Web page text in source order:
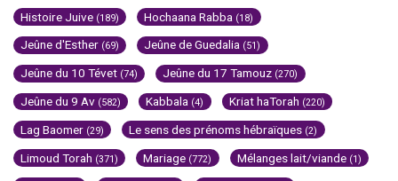
Histoire Juive (189) Hochaana Rabba (18)
Jeûne d'Esther (69) Jeûne de Guedalia (51)
Jeûne du 10 Tévet (74) Jeûne du 17 Tamouz (270)
Jeûne du 9 Av (582) Kabbala (4) Kriat haTorah (220)
Lag Baomer (29) Le sens des prénoms hébraïques (2)
Limoud Torah (371) Mariage (772) Mélanges lait/viande (1)